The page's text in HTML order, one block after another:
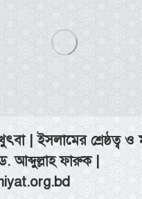
| ইসলামের শ্রেষ্ঠত্ব ও
আব্দুল্লাহ ফারুক |